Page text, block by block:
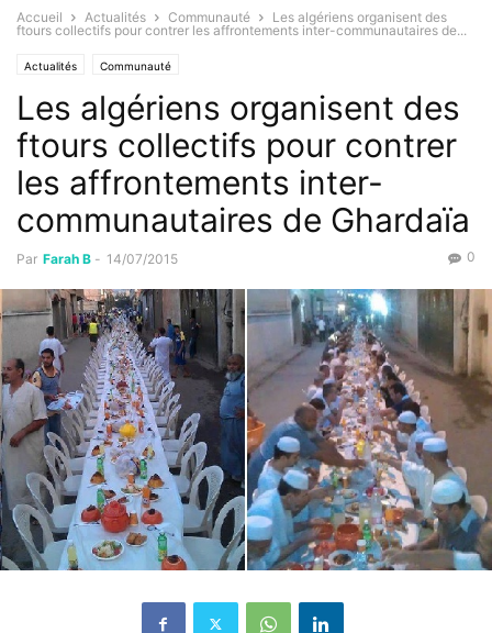
Accueil Actualités Communauté
Les algériens organisent des
ftours collectifs pour contrer les affrontements inter-communautaires de...
Actualités Communauté
Les algériens organisent des
ftours collectifs pour contrer
les affrontements inter-
communautaires de Ghardaïa
Par Farah B - 14/07/2015 0